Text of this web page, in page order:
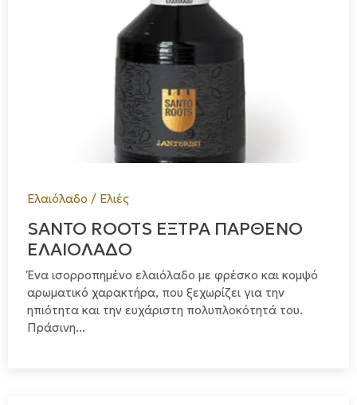
Ελαιόλαδο / Ελιές
SANTO ROOTS ΕΞΤΡΑ ΠΑΡΘΕΝΟ
ΕΛΑΙΟΛΑΔΟ
Ένα ισορροπημένο ελαιόλαδο με φρέσκο και κομψό
αρωματικό χαρακτήρα, που ξεχωρίζει για την
ηπιότητα και την ευχάριστη πολυπλοκότητά του.
Πράσινη...